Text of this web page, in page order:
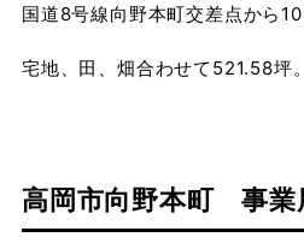
国道8号線向野本町交差点から
宅地、田、畑合わせて521.58坪
高岡市向野本町 事業